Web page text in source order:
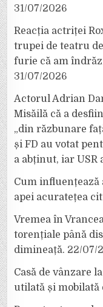
31/07/2026
Reacția actriței
trupei de teatru
furie că am
31/07/2026
Actorul Adrian
Misăilă că a
„din răzbunare
și FD au votat
a abținut, iar USR
Cum influențează
apei acuratețea
Vremea în
torențiale până
dimineață. 22/07/
Casă de vânzare
utilată și mobilată